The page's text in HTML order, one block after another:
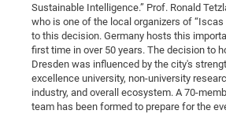
Sustainable Intelligence.” Prof. Ronald
who is one of the local organizers of “Iscas
to this decision. Germany hosts this
first time in over 50 years. The decision to
Dresden was influenced by the city's
excellence university, non-university
industry, and overall ecosystem. A 70-
team has been formed to prepare for the